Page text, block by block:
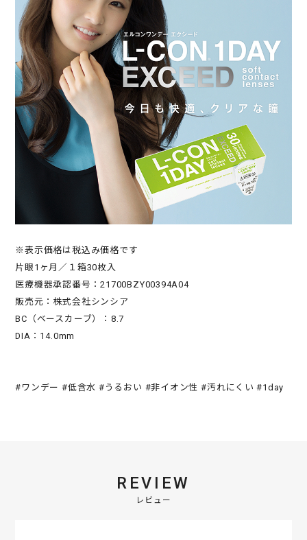
※表示価格は税込み価格です
片眼1ヶ月／１箱30枚入
医療機器承認番号：21700BZY00394A04
販売元：株式会社シンシア
BC（ベースカーブ）：8.7
DIA：14.0mm
#ワンデー #低含水 #うるおい #非イオン性 #汚れにくい #1day
REVIEW
レビュー